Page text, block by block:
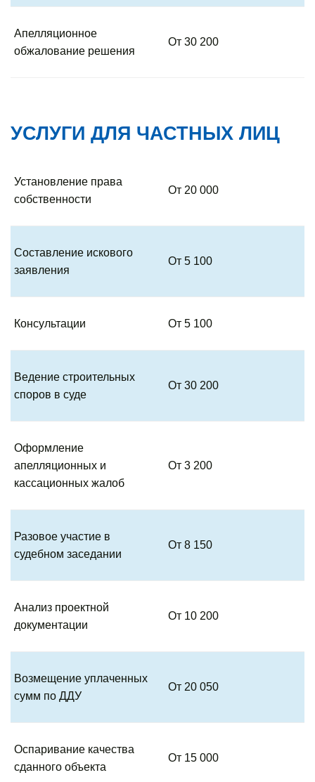
Апелляционное
обжалование решения
От 30 200
УСЛУГИ ДЛЯ ЧАСТНЫХ ЛИЦ
Установление права
собственности
От 20 000
Составление искового
заявления
От 5 100
Консультации От 5 100
Ведение строительных
споров в суде
От 30 200
Оформление
апелляционных и
кассационных жалоб
От 3 200
Разовое участие в
судебном заседании
От 8 150
Анализ проектной
документации
От 10 200
Возмещение уплаченных
сумм по ДДУ
От 20 050
Оспаривание качества
сданного объекта
От 15 000